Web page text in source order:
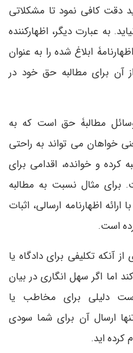
دقت کافی نمود تا مشکلاتی
به عبارت دیگر، اظهارکننده
ابلاغ شده را به عنوان
آن برای مطالبه حق خود در
مطالبۀ حق است که به
خواهان می­ تواند به راحتی
کرده و خوانده، اقدامی برای
برای مثال نسبت به مطالبه
اظهارنامه ارسالی، اثبات
است.
آنکه تکلیفی برای دادگاه یا
اما اگر سهل انگاری در بیان
دلیلی برای مخاطب یا
ارسال آن برای شما سودی
کرده اید.